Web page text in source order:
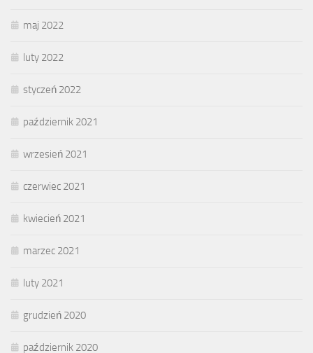
maj 2022
luty 2022
styczeń 2022
październik 2021
wrzesień 2021
czerwiec 2021
kwiecień 2021
marzec 2021
luty 2021
grudzień 2020
październik 2020